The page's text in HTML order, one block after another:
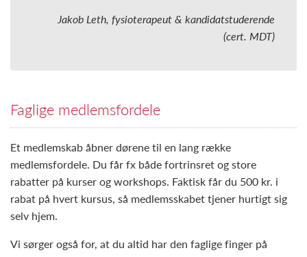
Jakob Leth, fysioterapeut & kandidatstuderende
(cert. MDT)
Faglige medlemsfordele
Et medlemskab åbner dørene til en lang række
medlemsfordele. Du får fx både fortrinsret og store
rabatter på kurser og workshops. Faktisk får du 500 kr. i
rabat på hvert kursus, så medlemsskabet tjener hurtigt sig
selv hjem.
Vi sørger også for, at du altid har den faglige finger på